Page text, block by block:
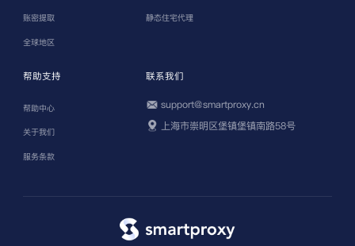
账密提取
全球地区
静态住宅代理
帮助支持
帮助中心
关于我们
服务条款
联系我们
support@smartproxy.cn
上海市崇明区堡镇堡镇南路58号